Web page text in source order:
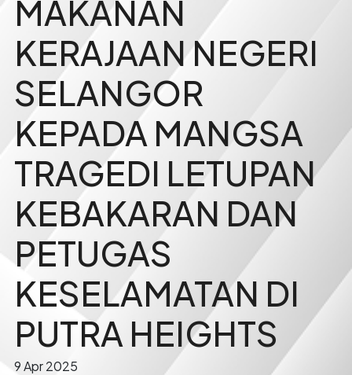
MAKANAN
KERAJAAN NEGERI
SELANGOR
KEPADA MANGSA
TRAGEDI LETUPAN
KEBAKARAN DAN
PETUGAS
KESELAMATAN DI
PUTRA HEIGHTS
9 Apr 2025